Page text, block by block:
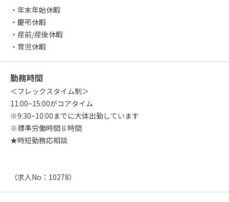
・年末年始休暇
・慶弔休暇
・産前/産後休暇
・育児休暇
勤務時間
＜フレックスタイム制＞
11:00~15:00がコアタイム
※9:30~10:00までに大体出勤しています
※標準労働時間８時間
★時短勤務応相談
（求人No：10278）